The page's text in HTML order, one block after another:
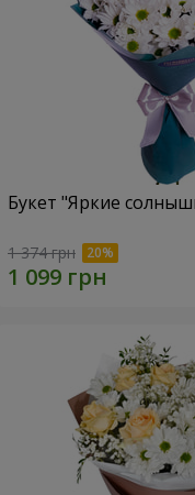
Букет "Яркие
1 374 грн